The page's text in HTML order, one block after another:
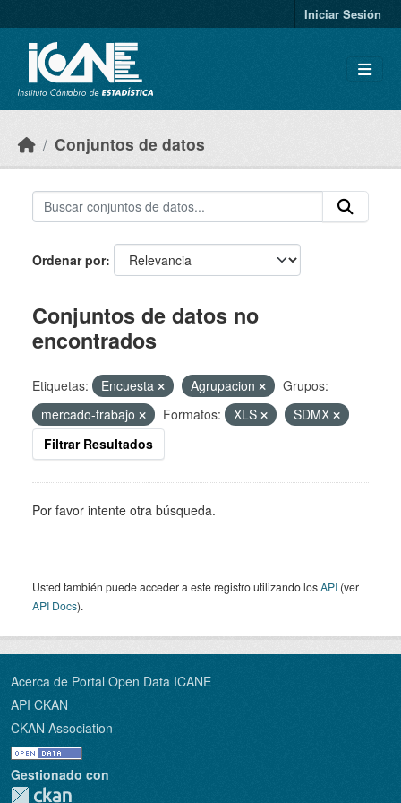
Iniciar Sesión
Conjuntos de datos
Ordenar por
Conjuntos de datos no
encontrados
Etiquetas: Encuesta Agrupacion
Grupos:
mercado-trabajo
Formatos: XLS
SDMX
Filtrar Resultados
Por favor intente otra búsqueda.
Usted también puede acceder a este registro utilizando losAPI (ver
API Docs).
Acerca de Portal Open Data ICANE
API CKAN
CKAN Association
Gestionado con